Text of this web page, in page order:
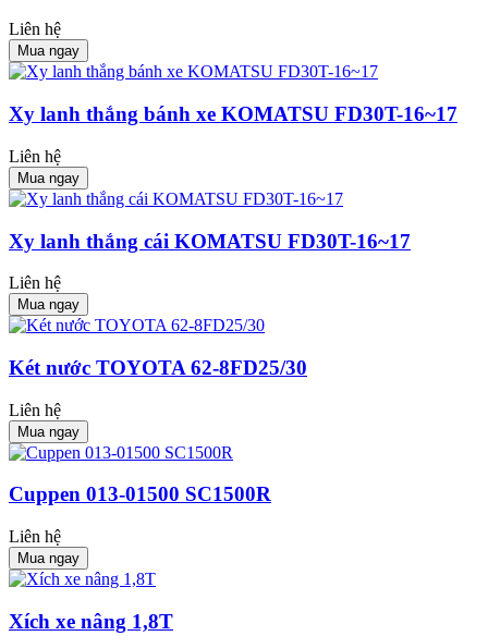
Liên hệ
Mua ngay
Xy lanh thắng bánh xe KOMATSU FD30T-16~17
Liên hệ
Mua ngay
Xy lanh thắng cái KOMATSU FD30T-16~17
Liên hệ
Mua ngay
Két nước TOYOTA 62-8FD25/30
Liên hệ
Mua ngay
Cuppen 013-01500 SC1500R
Liên hệ
Mua ngay
Xích xe nâng 1,8T